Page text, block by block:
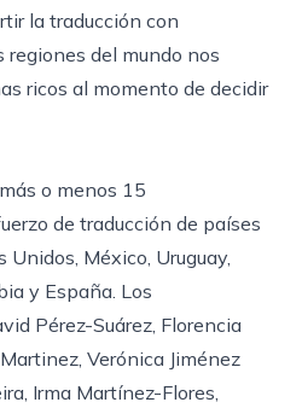
la traducción con
del mundo nos
ricos al momento de decidir
o menos 15
de traducción de países
México, Uruguay,
y España. Los
Pérez-Suárez, Florencia
Verónica Jiménez
Irma Martínez-Flores,